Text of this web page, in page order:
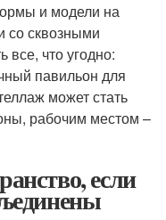
и модели на
со сквозными
все, что угодно:
павильон для
может стать
рабочим местом –
если